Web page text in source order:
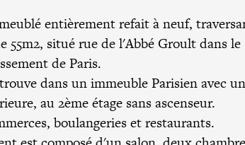
entièrement refait à neuf,
55m2, situé rue de l'Abbé Groult dans le
de Paris.
dans un immeuble Parisien avec
au 2ème étage sans ascenseur.
boulangeries et restaurants.